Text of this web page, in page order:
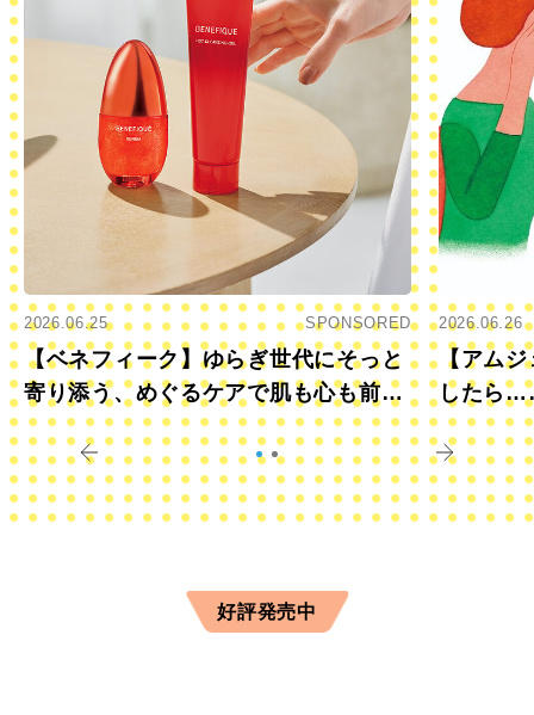
2026.06.25 SPONSORED
【ベネフィーク】ゆらぎ世代にそっと
寄り添う、めぐるケアで肌も心も前向
きに
2026.06.26
【アムジ
したら
すか？
好評発売中